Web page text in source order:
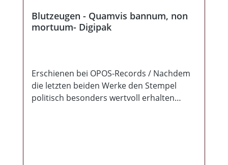
Blutzeugen - Quamvis bannum, non
mortuum- Digipak
Erschienen bei OPOS-Records / Nachdem
die letzten beiden Werke den Stempel
politisch besonders wertvoll erhalten